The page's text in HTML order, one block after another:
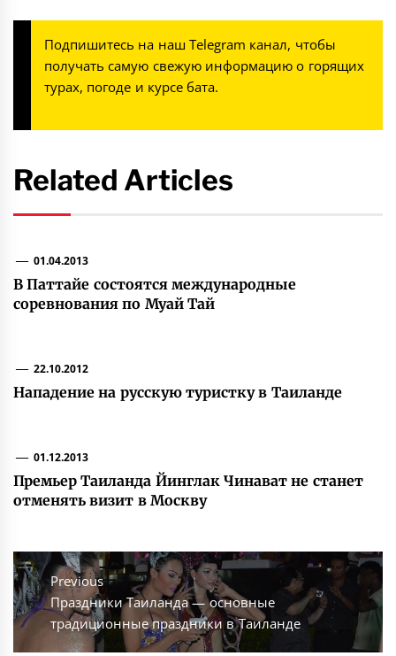
Подпишитесь на наш Telegram канал, чтобы
получать самую свежую информацию о горящих
турах, погоде и курсе бата.
Related Articles
01.04.2013
В Паттайе состоятся международные
соревнования по Муай Тай
22.10.2012
Нападение на русскую туристку в Таиланде
01.12.2013
Премьер Таиланда Йинглак Чинават не станет
отменять визит в Москву
Навигация
по
записям
Previous
Previous
post:
Праздники Таиланда — основные
традиционные праздники в Таиланде